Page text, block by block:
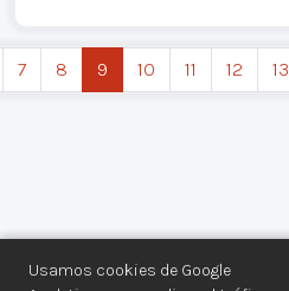
Usamos cookies de Google
7 8 9 10 11 12 13